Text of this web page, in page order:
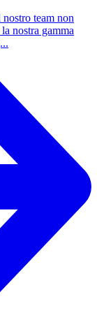
team non
nostra gamma